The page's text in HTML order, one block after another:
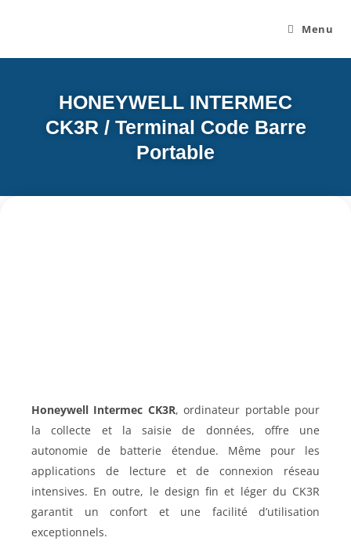
Menu
HONEYWELL INTERMEC
CK3R / Terminal Code Barre
Portable
Honeywell Intermec CK3R, ordinateur portable pour
la collecte et la saisie de données, offre une
autonomie de batterie étendue. Même pour les
applications de lecture et de connexion réseau
intensives. En outre, le design fin et léger du CK3R
garantit un confort et une facilité d’utilisation
exceptionnels.